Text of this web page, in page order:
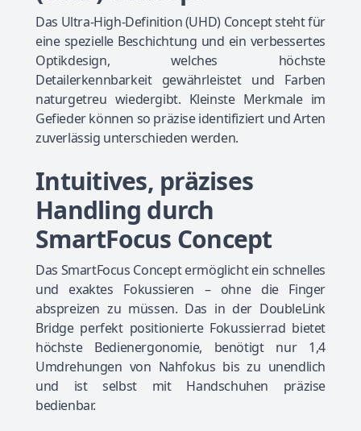
Das Ultra-High-Definition (UHD) Concept steht für
eine spezielle Beschichtung und ein verbessertes
Optikdesign, welches höchste
Detailerkennbarkeit gewährleistet und Farben
naturgetreu wiedergibt. Kleinste Merkmale im
Gefieder können so präzise identifiziert und Arten
zuverlässig unterschieden werden.
Intuitives, präzises
Handling durch
SmartFocus Concept
Das SmartFocus Concept ermöglicht ein schnelles
und exaktes Fokussieren – ohne die Finger
abspreizen zu müssen. Das in der DoubleLink
Bridge perfekt positionierte Fokussierrad bietet
höchste Bedienergonomie, benötigt nur 1,4
Umdrehungen von Nahfokus bis zu unendlich
und ist selbst mit Handschuhen präzise
bedienbar.